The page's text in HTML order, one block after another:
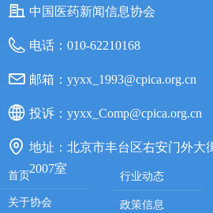
首页
关于协会
行业动态
政策信息
中国医药新闻信息协会
电话： 010-62210168
邮箱： yyxx_1993@cpica.org.cn
投诉： yyxx_Comp@cpica.org.cn
地址： 北京市丰台区右安门外大
2007室